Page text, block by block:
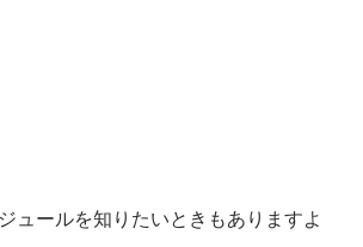
ュールを知りたいときもありますよ